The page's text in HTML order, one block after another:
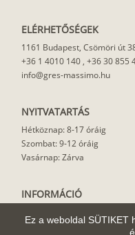
Ez a weboldal SÜTIKET
ELÉRHETŐSÉGEK
1161 Budapest, Csömöri út
+36 1 4010 140 , +36 30 855
info@gres-massimo.hu
NYITVATARTÁS
Hétköznap: 8-17 óráig
Szombat: 9-12 óráig
Vasárnap: Zárva
INFORMÁCIÓ
Felhasználási javaslat